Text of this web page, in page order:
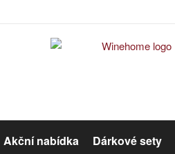
Akční nabídka Dárkové sety